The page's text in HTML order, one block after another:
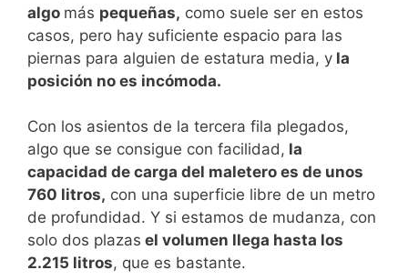
algo más pequeñas, como suele ser en estos
casos, pero hay suficiente espacio para las
piernas para alguien de estatura media, y la
posición no es incómoda.
Con los asientos de la tercera fila plegados,
algo que se consigue con facilidad, la
capacidad de carga del maletero es de unos
760 litros, con una superficie libre de un metro
de profundidad. Y si estamos de mudanza, con
solo dos plazas el volumen llega hasta los
2.215 litros, que es bastante.